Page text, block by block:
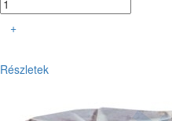
+
Részletek